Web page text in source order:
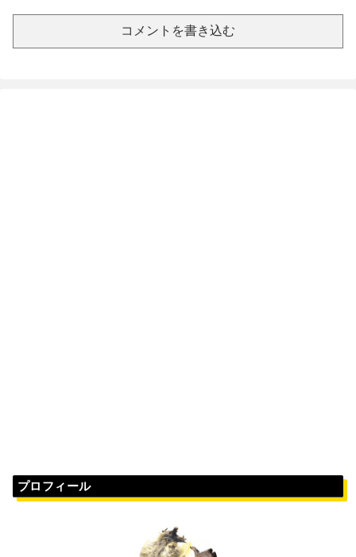
コメントを書き込む
プロフィール